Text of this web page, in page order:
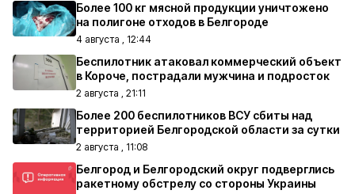
Более 100 кг мясной продукции уничтожено
на полигоне отходов в Белгороде
4 августа , 12:44
Беспилотник атаковал коммерческий объект
в Короче, пострадали мужчина и подросток
2 августа , 21:11
Более 200 беспилотников ВСУ сбиты над
территорией Белгородской области за сутки
2 августа , 11:08
Белгород и Белгородский округ подверглись
ракетному обстрелу со стороны Украины